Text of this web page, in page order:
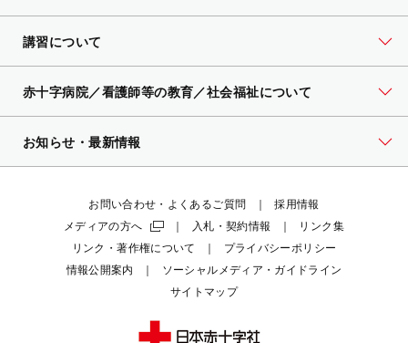
講習について
赤十字病院／看護師等の教育／社会福祉について
お知らせ・最新情報
お問い合わせ・よくあるご質問
採用情報
メディアの方へ
入札・契約情報
リンク集
リンク・著作権について
プライバシーポリシー
情報公開案内
ソーシャルメディア・ガイドライン
サイトマップ